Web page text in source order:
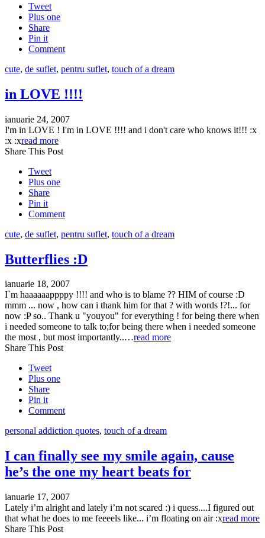
Tweet
Plus one
Share
Pin it
Comment
cute, de suflet, pentru suflet, touch of a dream
in LOVE !!!!
ianuarie 24, 2007
I'm in LOVE ! I'm in LOVE !!!! and i don't care who knows it!!! :x
:x :xread more
Share This Post
Tweet
Plus one
Share
Pin it
Comment
cute, de suflet, pentru suflet, touch of a dream
Butterflies :D
ianuarie 18, 2007
I`m haaaaaappppy !!!! and who is to blame ?? HIM of course :D
mmm ... now , how can i thank him for that ? with words !?!... for
now :P so.. Thank u "youyou" for everything ! for being there when
i needed someone to talk to;for being there when i needed someone
the most , but most importantly..…read more
Share This Post
Tweet
Plus one
Share
Pin it
Comment
personal addiction quotes, touch of a dream
I can finally see my smile again, cause
he’s the one my heart beats for
ianuarie 17, 2007
Lately i’m alright and lately i’m not scared :) i quess....I figured out
that what he does to me feeeels like... i’m floating on air :xread more
Share This Post